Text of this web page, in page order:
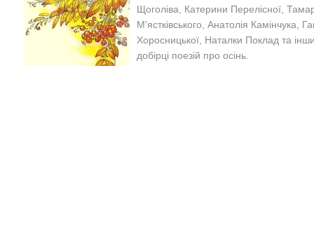
Щоголіва, Катерини Перелісної,
М'ястківського, Анатолія Камінчука,
Хоросницької, Наталки Поклад та
добірці поезій про осінь.